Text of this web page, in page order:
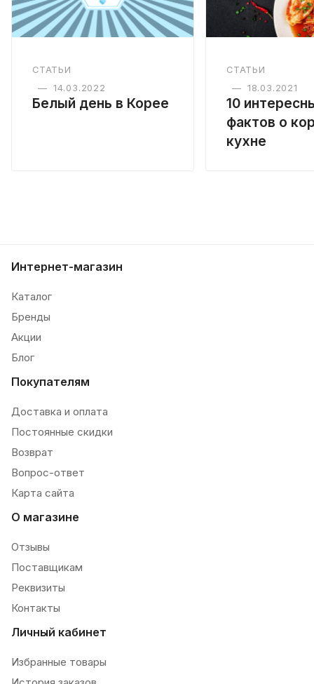
СТАТЬИ
— 14.03.2022
Белый день в Корее
СТАТЬИ
— 18.03.2021
10
фактов о
кухне
Интернет-магазин
Каталог
Бренды
Акции
Блог
Покупателям
Доставка и оплата
Постоянные скидки
Возврат
Вопрос-ответ
Карта сайта
О магазине
Отзывы
Поставщикам
Реквизиты
Контакты
Личный кабинет
Избранные товары